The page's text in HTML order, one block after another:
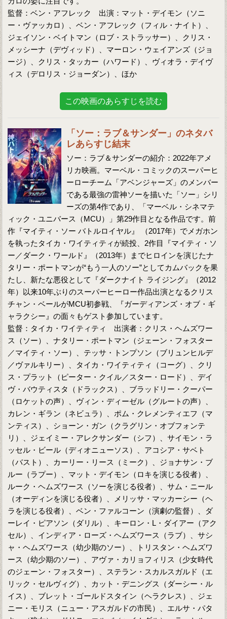
監督：ベン・アフレック 出演：マット・デイモン（ソニ
ー・ヴァッカロ）、ベン・アフレック（フィル・ナイト）、
ジェイソン・ベイトマン（ロブ・ストラッサー）、クリス・
メッシーナ（デヴィッド）、マーロン・ウェイアンズ（ジョ
ージ）、クリス・タッカー（ハワード）、ヴィオラ・デイヴ
ィス（デロリス・ジョーダン）、ほか
この映画のあらすじを読む
「ソー：ラブ＆サンダー」のネタバ
レあらすじ結末
ソー：ラブ＆サンダーの紹介：2022年アメ
リカ映画。マーベル・コミックのスーパーヒ
ーローチーム「アベンジャーズ」のメンバー
である最強の雷神ソーを描いた「ソー」シリ
ーズの第4作であり、「マーベル・シネマテ
ィック・ユニバース（MCU）」第29作目となる作品です。前
作『マイティ・ソー バトルロイヤル』 （2017年）でメガホン
を執ったタイカ・ワイティティが続投、2作目『マイティ・ソ
ー／ダーク・ワールド』（2013年）までヒロインを演じたナ
タリー・ポートマンが“もう一人のソー”としてカムバックを果
たし、新たな悪役として『ダークナイト ライジング』（2012
年）以来10年ぶりのスーパーヒーロー作品出演となるクリス
チャン・ベールがMCU初参戦、『ガーディアンズ・オブ・ギ
ャラクシー』の面々もゲスト参加しています。
監督：タイカ・ワイティティ 出演者：クリス・ヘムズワー
ス（ソー）、ナタリー・ポートマン（ジェーン・フォスター
／マイティ・ソー）、テッサ・トンプソン（ブリュンヒルデ
／ヴァルキリー）、タイカ・ワイティティ（コーグ）、クリ
ス・プラット（ピーター・クイル／スター・ロード）、デイ
ヴ・バウティスタ（ドラックス）、ブラッドリー・クーパー
（ロケットの声）、ヴィン・ディーゼル（グルートの声）、
カレン・ギラン（ネビュラ）、ポム・クレメンティエフ（マ
ンティス）、ショーン・ガン（クラグリン・オブフォンテ
リ）、ジェイミー・アレクサンダー（シフ）、サイモン・ラ
ッセル・ビール（ディオニューソス）、アコシア・サベト
（バスト）、カーリー・リース（ミーク）、ジョナサン・ブ
ルー（ラプー）、マット・デイモン（ロキを演じる役者）、
ルーク・ヘムズワース（ソーを演じる役者）、サム・ニール
（オーディンを演じる役者）、メリッサ・マッカーシー（ヘ
ラを演じる役者）、ベン・ファルコーン（演劇の監督）、ダ
ーレイ・ピアソン（ダリル）、キーロン・L・ダイアー（アク
セル）、インディア・ローズ・ヘムズワース（ラブ）、サシ
ャ・ヘムズワース（幼少期のソー）、トリスタン・ヘムズワ
ース（幼少期のソー）、アヴァ・カリョフィリス（少女時代
のジェーン・フォスター）、ステラン・スカルスガルド（エ
リック・セルヴィグ）、カット・デニングス（ダーシー・ル
イス）、ブレット・ゴールドスタイン（ヘラクレス）、ジェ
ニー・モリス（ニュー・アスガルドの市民）、エルサ・パタ